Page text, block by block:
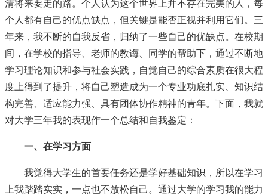
清将来要走的路。个人认为这个世界上并不存在完美的人，每
个人都有自己的优点缺点，但关键是能否正视并利用它们。三
年来，我不断的自我反省，归纳了一些自己的优缺点。在校期
间，在学校的指导、老师的教诲、同学的帮助下，通过不断地
学习理论知识和参与社会实践，自觉自己的综合素质在很大程
度上得到了提升，将自己塑造成为一个专业功底扎实、知识结
构完善、适应能力强、具有团体协作精神的青年。下面，我就
对大学三年我的表现作一个总结和自我鉴定：
一、在学习方面
我觉得大学生的首要任务还是学好基础知识，所以在学习
上我踏踏实实，一点也不放松自己。通过大学的学习我的能力